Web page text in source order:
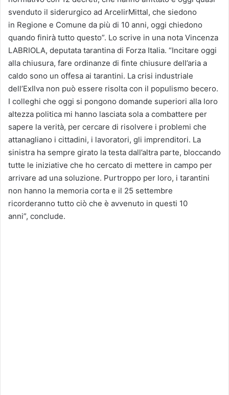
svenduto il siderurgico ad ArcelirMittal, che siedono
in Regione e Comune da più di 10 anni, oggi chiedono
quando finirà tutto questo”. Lo scrive in una nota Vincenza
LABRIOLA, deputata tarantina di Forza Italia. “Incitare oggi
alla chiusura, fare ordinanze di finte chiusure dell’aria a
caldo sono un offesa ai tarantini. La crisi industriale
dell’ExIlva non può essere risolta con il populismo becero.
I colleghi che oggi si pongono domande superiori alla loro
altezza politica mi hanno lasciata sola a combattere per
sapere la verità, per cercare di risolvere i problemi che
attanagliano i cittadini, i lavoratori, gli imprenditori. La
sinistra ha sempre girato la testa dall’altra parte, bloccando
tutte le iniziative che ho cercato di mettere in campo per
arrivare ad una soluzione. Purtroppo per loro, i tarantini
non hanno la memoria corta e il 25 settembre
ricorderanno tutto ciò che è avvenuto in questi 10
anni”, conclude.